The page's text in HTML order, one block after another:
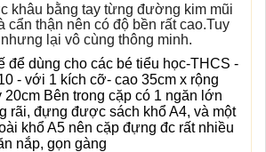
khâu bằng tay từng đường kim mũi
cẩn thận nên có độ bền rất cao.Tuy
lại vô cùng thông minh.
để dùng cho các bé tiểu học-THCS -
- với 1 kích cỡ- cao 35cm x rộng
20cm Bên trong cặp có 1 ngăn lớn
rãi, đựng được sách khổ A4, và một
khổ A5 nên cặp đựng đc rất nhiều
nắp, gọn gàng